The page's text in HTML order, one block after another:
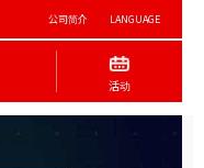
公司简介 LANGUAGE
活动